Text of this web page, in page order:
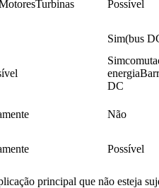
Possível
Sim(bus
DC
Não
Possível
principal que não esteja